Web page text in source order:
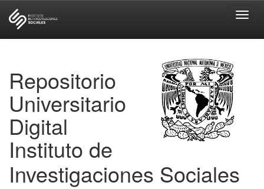
Repositorio
Universitario
Digital
Instituto de
Investigaciones Sociales